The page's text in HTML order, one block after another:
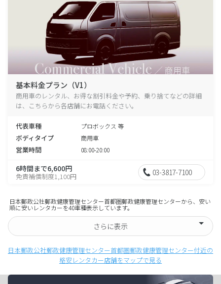
基本料金プラン（V1）
商用車のレンタル、お得な割引料金や予約、乗り捨てなどの詳細
は、こちらから各店舗にお電話ください。
代表車種 プロボックス 等
ボディタイプ 商用車
営業時間 08:00-20:00
6時間まで6,600円
免責補償制度1,100円 03-3817-7100
日本郵政公社郵政健康管理センター首都圏郵政健康管理センターから、安い
順に安いレンタカーを40車種表示しています。
さらに表示
日本郵政公社郵政健康管理センター首都圏郵政健康管理センター付近の
格安レンタカー店舗をマップで見る